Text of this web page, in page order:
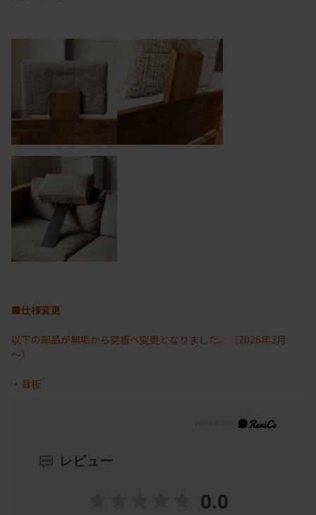
■仕様変更
以下の部品が無垢から突板へ変更となりました。（2026年3月
～）
・背板
レビュー
0.0